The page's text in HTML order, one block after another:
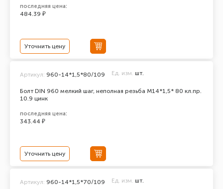
последняя цена:
484.39 ₽
Уточнить цену
Болт DIN 960 мелкий шаг, неполная резьба M14*1,5* 80 кл.пр.
10.9 цинк
Артикул: 960-14*1,5*80/109 Ед. изм. шт.
последняя цена:
343.44 ₽
Уточнить цену
Артикул: 960-14*1,5*70/109 Ед. изм. шт.